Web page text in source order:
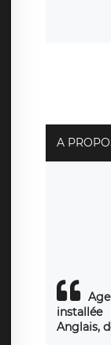
rue
également
d’une
A
Anglais,